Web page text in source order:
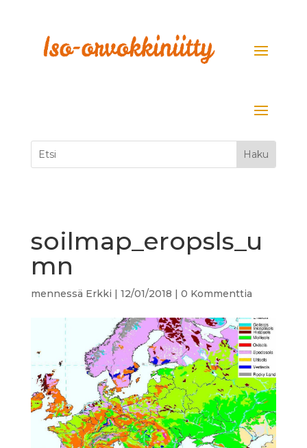
soilmap_eropsls_u
mn
mennessä Erkki | 12/01/2018 | 0 Kommenttia